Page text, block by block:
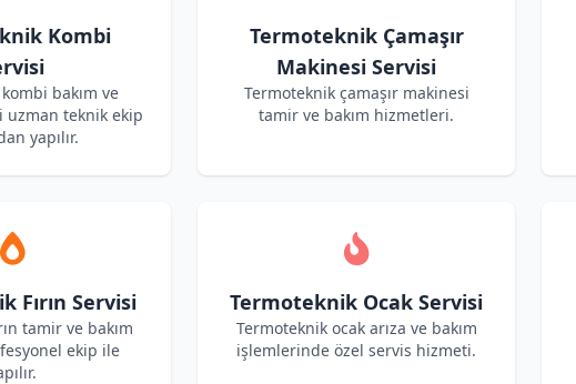
Kombi
bakım ve
uzman teknik ekip
yapılır.
Termoteknik Çamaşır
Makinesi Servisi
Termoteknik çamaşır makinesi
tamir ve bakım hizmetleri.
Fırın Servisi
tamir ve bakım
ekip ile
Termoteknik Ocak Servisi
Termoteknik ocak arıza ve bakım
işlemlerinde özel servis hizmeti.